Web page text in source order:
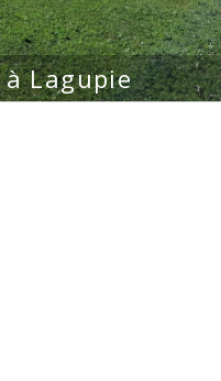
Lagupie